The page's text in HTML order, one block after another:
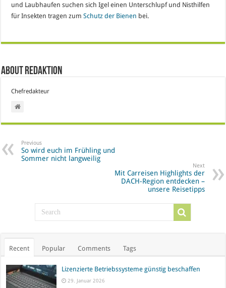
und Laubhaufen suchen sich Igel einen Unterschlupf und Nisthilfen
für Insekten tragen zumSchutz der Bienen bei.
About Redaktion
Chefredakteur
Previous
So wird euch im Frühling und
Sommer nicht langweilig
Next
Mit Carreisen Highlights der
DACH-Region entdecken –
unsere Reisetipps
Recent Popular Comments Tags
Lizenzierte Betriebssysteme günstig beschaffen
29. Januar 2026